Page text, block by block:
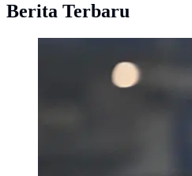
Berita Terbaru